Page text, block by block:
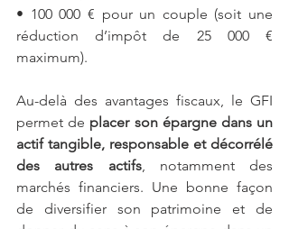
• 100 000 € pour un couple (soit une
réduction d’impôt de 25 000 €
maximum).
Au-delà des avantages fiscaux, le GFI
permet de placer son épargne dans un
actif tangible, responsable et décorrélé
des autres actifs, notamment des
marchés financiers. Une bonne façon
de diversifier son patrimoine et de